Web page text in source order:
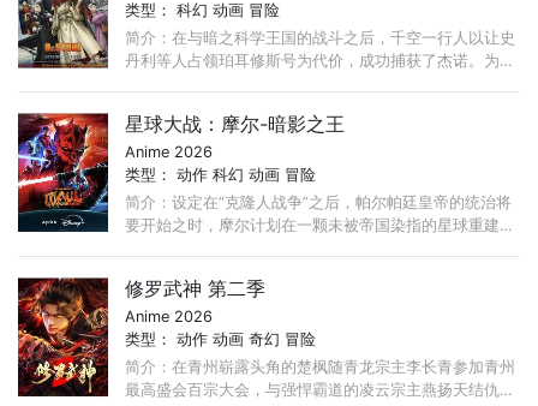
类型：科幻 动画 冒险
简介：在与暗之科学王国的战斗之后，千空一行人以让史
丹利等人占领珀耳修斯号为代价，成功捕获了杰诺。为了
星球大战：摩尔-暗影之王
Anime 2026
类型：动作 科幻 动画 冒险
简介：设定在“克隆人战争”之后，帕尔帕廷皇帝的统治将
要开始之时，摩尔计划在一颗未被帝国染指的星球重建他
修罗武神 第二季
Anime 2026
类型：动作 动画 奇幻 冒险
简介：在青州崭露头角的楚枫随青龙宗主李长青参加青州
最高盛会百宗大会，与强悍霸道的凌云宗主燕扬天结仇。